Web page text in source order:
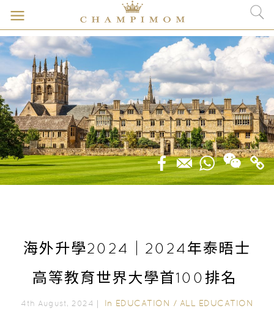
海外升學2024｜2024年泰晤士
高等教育世界大學首100排名
4th August, 2024｜ In EDUCATION / ALL EDUCATION